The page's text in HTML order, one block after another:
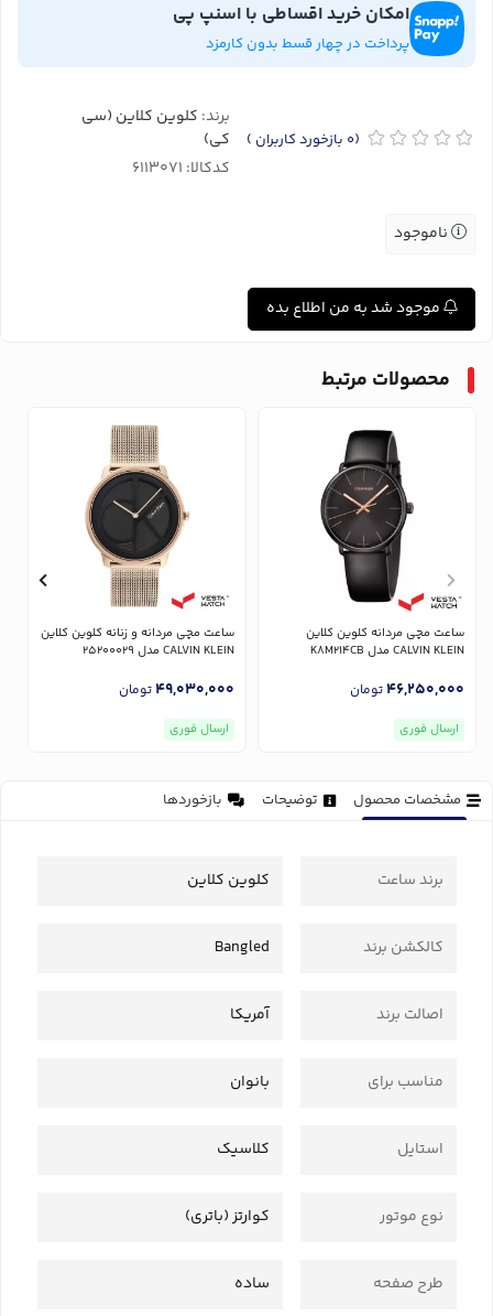
امکان خرید اقساطی با اسنپ پی
پرداخت در چهار قسط بدون کارمزد
(0 بازخورد کاربران )
برند: کلوین کلاین (سی
کی)
کدکالا:
ناموجود
موجود شد به من اطلاع بده
محصولات مرتبط
ساعت مچی مردانه کلوین کلاین
CALVIN KLEIN مدل K8M214CB
46,250,000تومان
ارسال فوری
ساعت مچی مردانه و زنانه کلوین کلاین
CALVIN KLEIN مدل 25200029
49,030,000تومان
ارسال فوری
مشخصات محصول توضیحات بازخوردها
برند ساعت کلوین کلاین
کالکشن برند Bangled
اصالت برند آمریکا
مناسب برای بانوان
استایل کلاسیک
نوع موتور کوارتز (باتری)
طرح صفحه ساده